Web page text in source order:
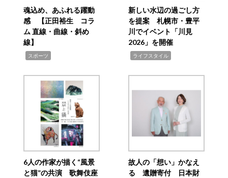
魂込め、あふれる躍動
感 【正田裕生 コラ
ム 直線・曲線・斜め
線】
スポーツ
新しい水辺の過ごし方
を提案 札幌市・豊平
川でイベント「川見
2026」を開催
ライフスタイル
6人の作家が描く“風景
と猫”の共演 歌舞伎座
故人の「想い」かなえ
る 遺贈寄付 日本財